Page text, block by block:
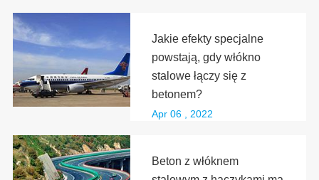
Jakie efekty specjalne
powstają, gdy włókno
stalowe łączy się z
betonem?
Apr 06 , 2022
Beton z włóknem